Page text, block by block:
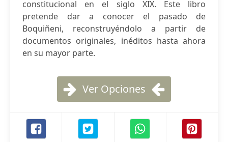
constitucional en el siglo XIX. Este libro
pretende dar a conocer el pasado de
Boquiñeni, reconstruyéndolo a partir de
documentos originales, inéditos hasta ahora
en su mayor parte.
Ver Opciones